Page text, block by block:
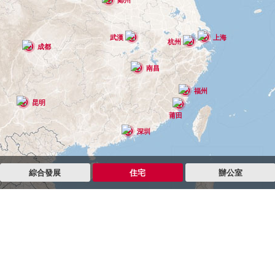
綜合發展 住宅 辦公室
成都
福州
杭州
昆明
南昌
莆田
上海
深圳
武漢